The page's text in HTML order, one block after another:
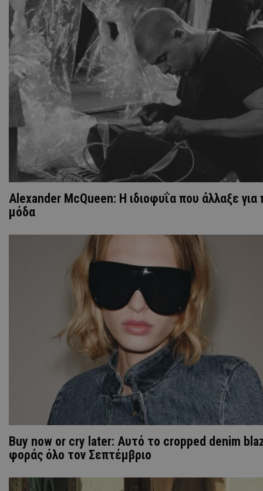
Alexander McQueen: Η ιδιοφυΐα που άλλαξε για
μόδα
Buy now or cry later: Αυτό το cropped denim
φοράς όλο τον Σεπτέμβριο